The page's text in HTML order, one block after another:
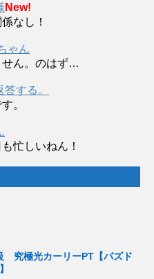
New!
なし！
ゃん
せん。のはず…
する。
。
忙しいねん！
究極光カーリーPT【パズド